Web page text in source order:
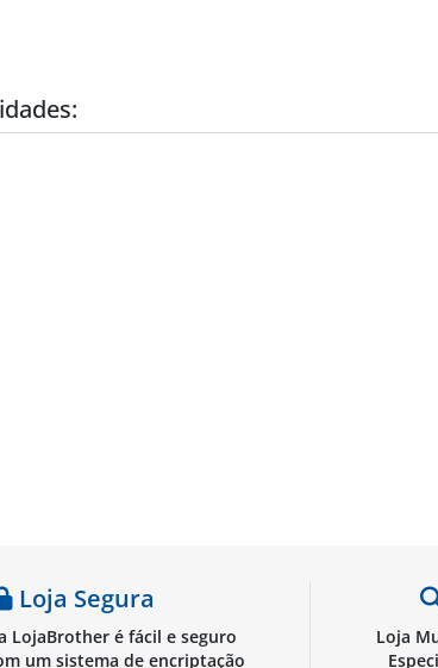
Loja Segura
LojaBrother é fácil e seguro
um sistema de encriptação
Loja